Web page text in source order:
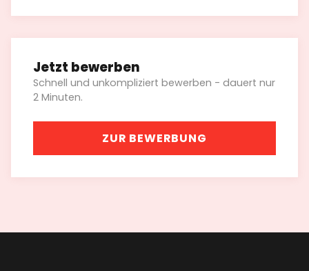
Jetzt bewerben
Schnell und unkompliziert bewerben - dauert nur
2 Minuten.
ZUR BEWERBUNG